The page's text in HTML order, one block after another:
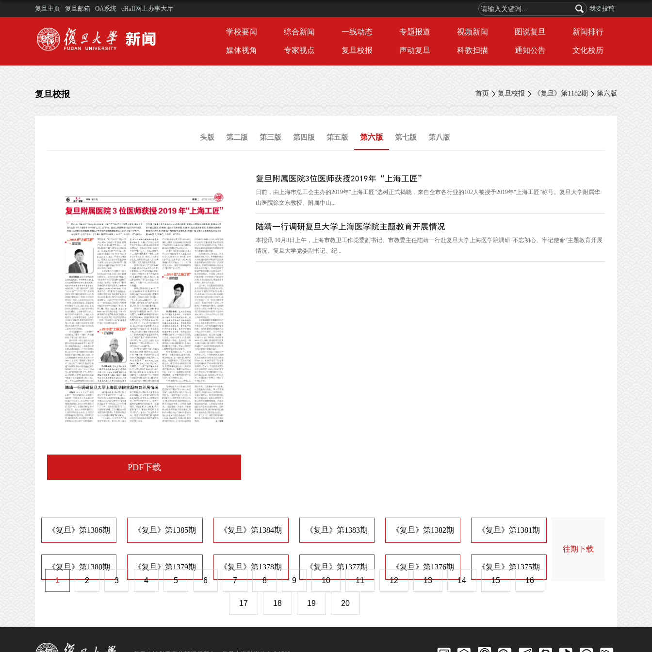
复旦主页 复旦邮箱 OA系统 eHall网上办事大厅 我要投稿
学校要闻 综合新闻 一线动态 专题报道 视频新闻 图说复旦 新闻排行
媒体视角 专家视点 复旦校报 声动复旦 科教扫描 通知公告 文化校历
首页 复旦校报 《复旦》第1182期 第六版
复旦校报
头版 第二版 第三版 第四版 第五版 第六版 第七版 第八版
PDF下载
复旦附属医院3位医师获授2019年“上海工匠”
日前，由上海市总工会主办的2019年“上海工匠”选树正式揭晓，来自全市各行业的102人被授予2019年“上海工匠”称号。复旦大学附属华
山医院徐文东教授、附属中山...
陆靖一行调研复旦大学上海医学院主题教育开展情况
本报讯 10月8日上午，上海市教卫工作党委副书记、市教委主任陆靖一行赴复旦大学上海医学院调研“不忘初心、牢记使命”主题教育开展
情况。复旦大学党委副书记、纪...
《复旦》第1386期 《复旦》第1385期 《复旦》第1384期 《复旦》第1383期 《复旦》第1382期 《复旦》第1381期
《复旦》第1380期 《复旦》第1379期 《复旦》第1378期 《复旦》第1377期 《复旦》第1376期 《复旦》第1375期
1
2 3 4 5 6 7 8 9 10 11 12 13 14 15 16
17 18 19 20
往期下载